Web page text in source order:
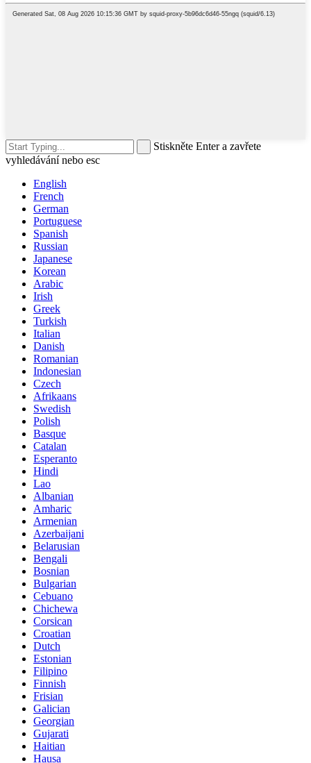
Stiskněte Enter a zavřete
vyhledávání nebo esc
English
French
German
Portuguese
Spanish
Russian
Japanese
Korean
Arabic
Irish
Greek
Turkish
Italian
Danish
Romanian
Indonesian
Czech
Afrikaans
Swedish
Polish
Basque
Catalan
Esperanto
Hindi
Lao
Albanian
Amharic
Armenian
Azerbaijani
Belarusian
Bengali
Bosnian
Bulgarian
Cebuano
Chichewa
Corsican
Croatian
Dutch
Estonian
Filipino
Finnish
Frisian
Galician
Georgian
Gujarati
Haitian
Hausa